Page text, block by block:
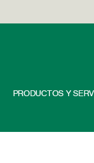
PRODUCTOS Y